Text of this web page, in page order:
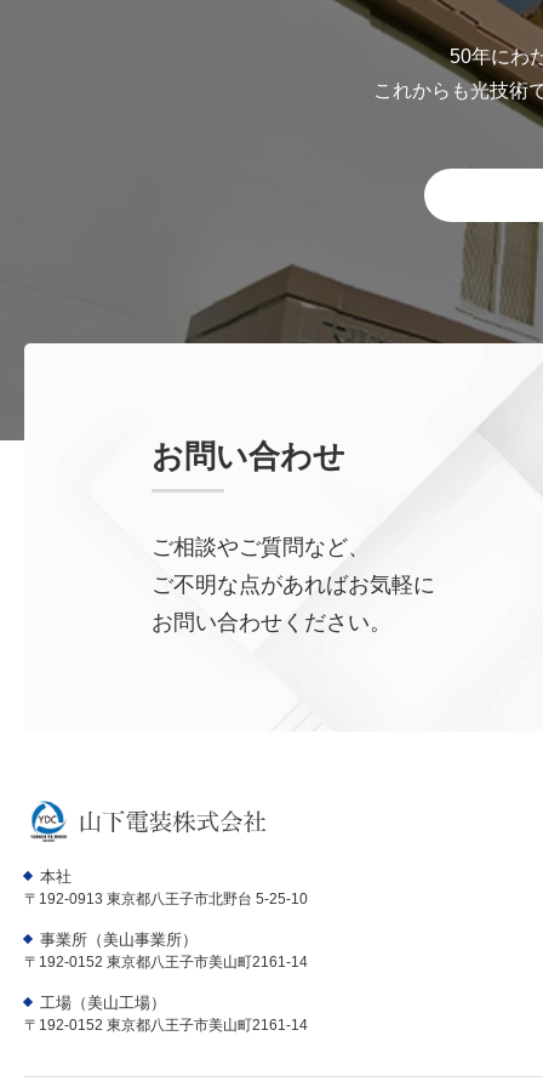
50年にわ
これからも光技術
お問い合わせ
ご相談やご質問など、
ご不明な点があればお気軽に
お問い合わせください。
本社
〒192-0913 東京都八王子市北野台 5-25-10
事業所（美山事業所）
〒192-0152 東京都八王子市美山町2161-14
工場（美山工場）
〒192-0152 東京都八王子市美山町2161-14